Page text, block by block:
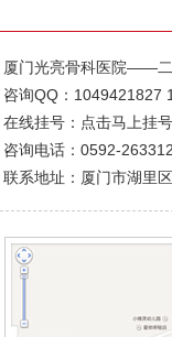
厦门光亮骨科医院——
咨询QQ： 1049421827
在线挂号： 点击马上挂号
咨询电话：0592-
联系地址：厦门市湖里